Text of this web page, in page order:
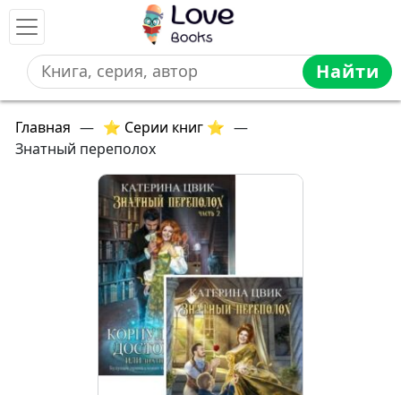
Найти
Главная — ⭐ Серии книг ⭐ —
Знатный переполох